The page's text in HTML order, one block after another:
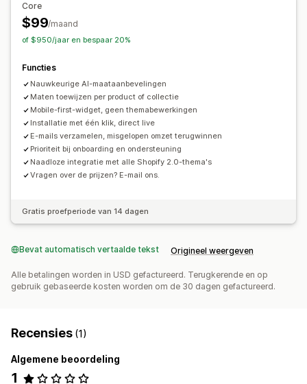
Drag-and-drop-editor
Kleur en lettertype
Eenheidsconversie
Mobiel responsief
Core
$99/maand
of $950/jaar en bespaar 20%
Functies
Nauwkeurige AI-maataanbevelingen
Maten toewijzen per product of collectie
Mobile-first-widget, geen themabewerkingen
Installatie met één klik, direct live
E-mails verzamelen, misgelopen omzet terugwinnen
Prioriteit bij onboarding en ondersteuning
Naadloze integratie met alle Shopify 2.0-thema's
Vragen over de prijzen? E-mail ons.
Gratis proefperiode van 14 dagen
Bevat automatisch vertaalde tekst Origineel weergeven
Alle betalingen worden in USD gefactureerd. Terugkerende en op
gebruik gebaseerde kosten worden om de 30 dagen gefactureerd.
Recensies (1)
Algemene beoordeling
1